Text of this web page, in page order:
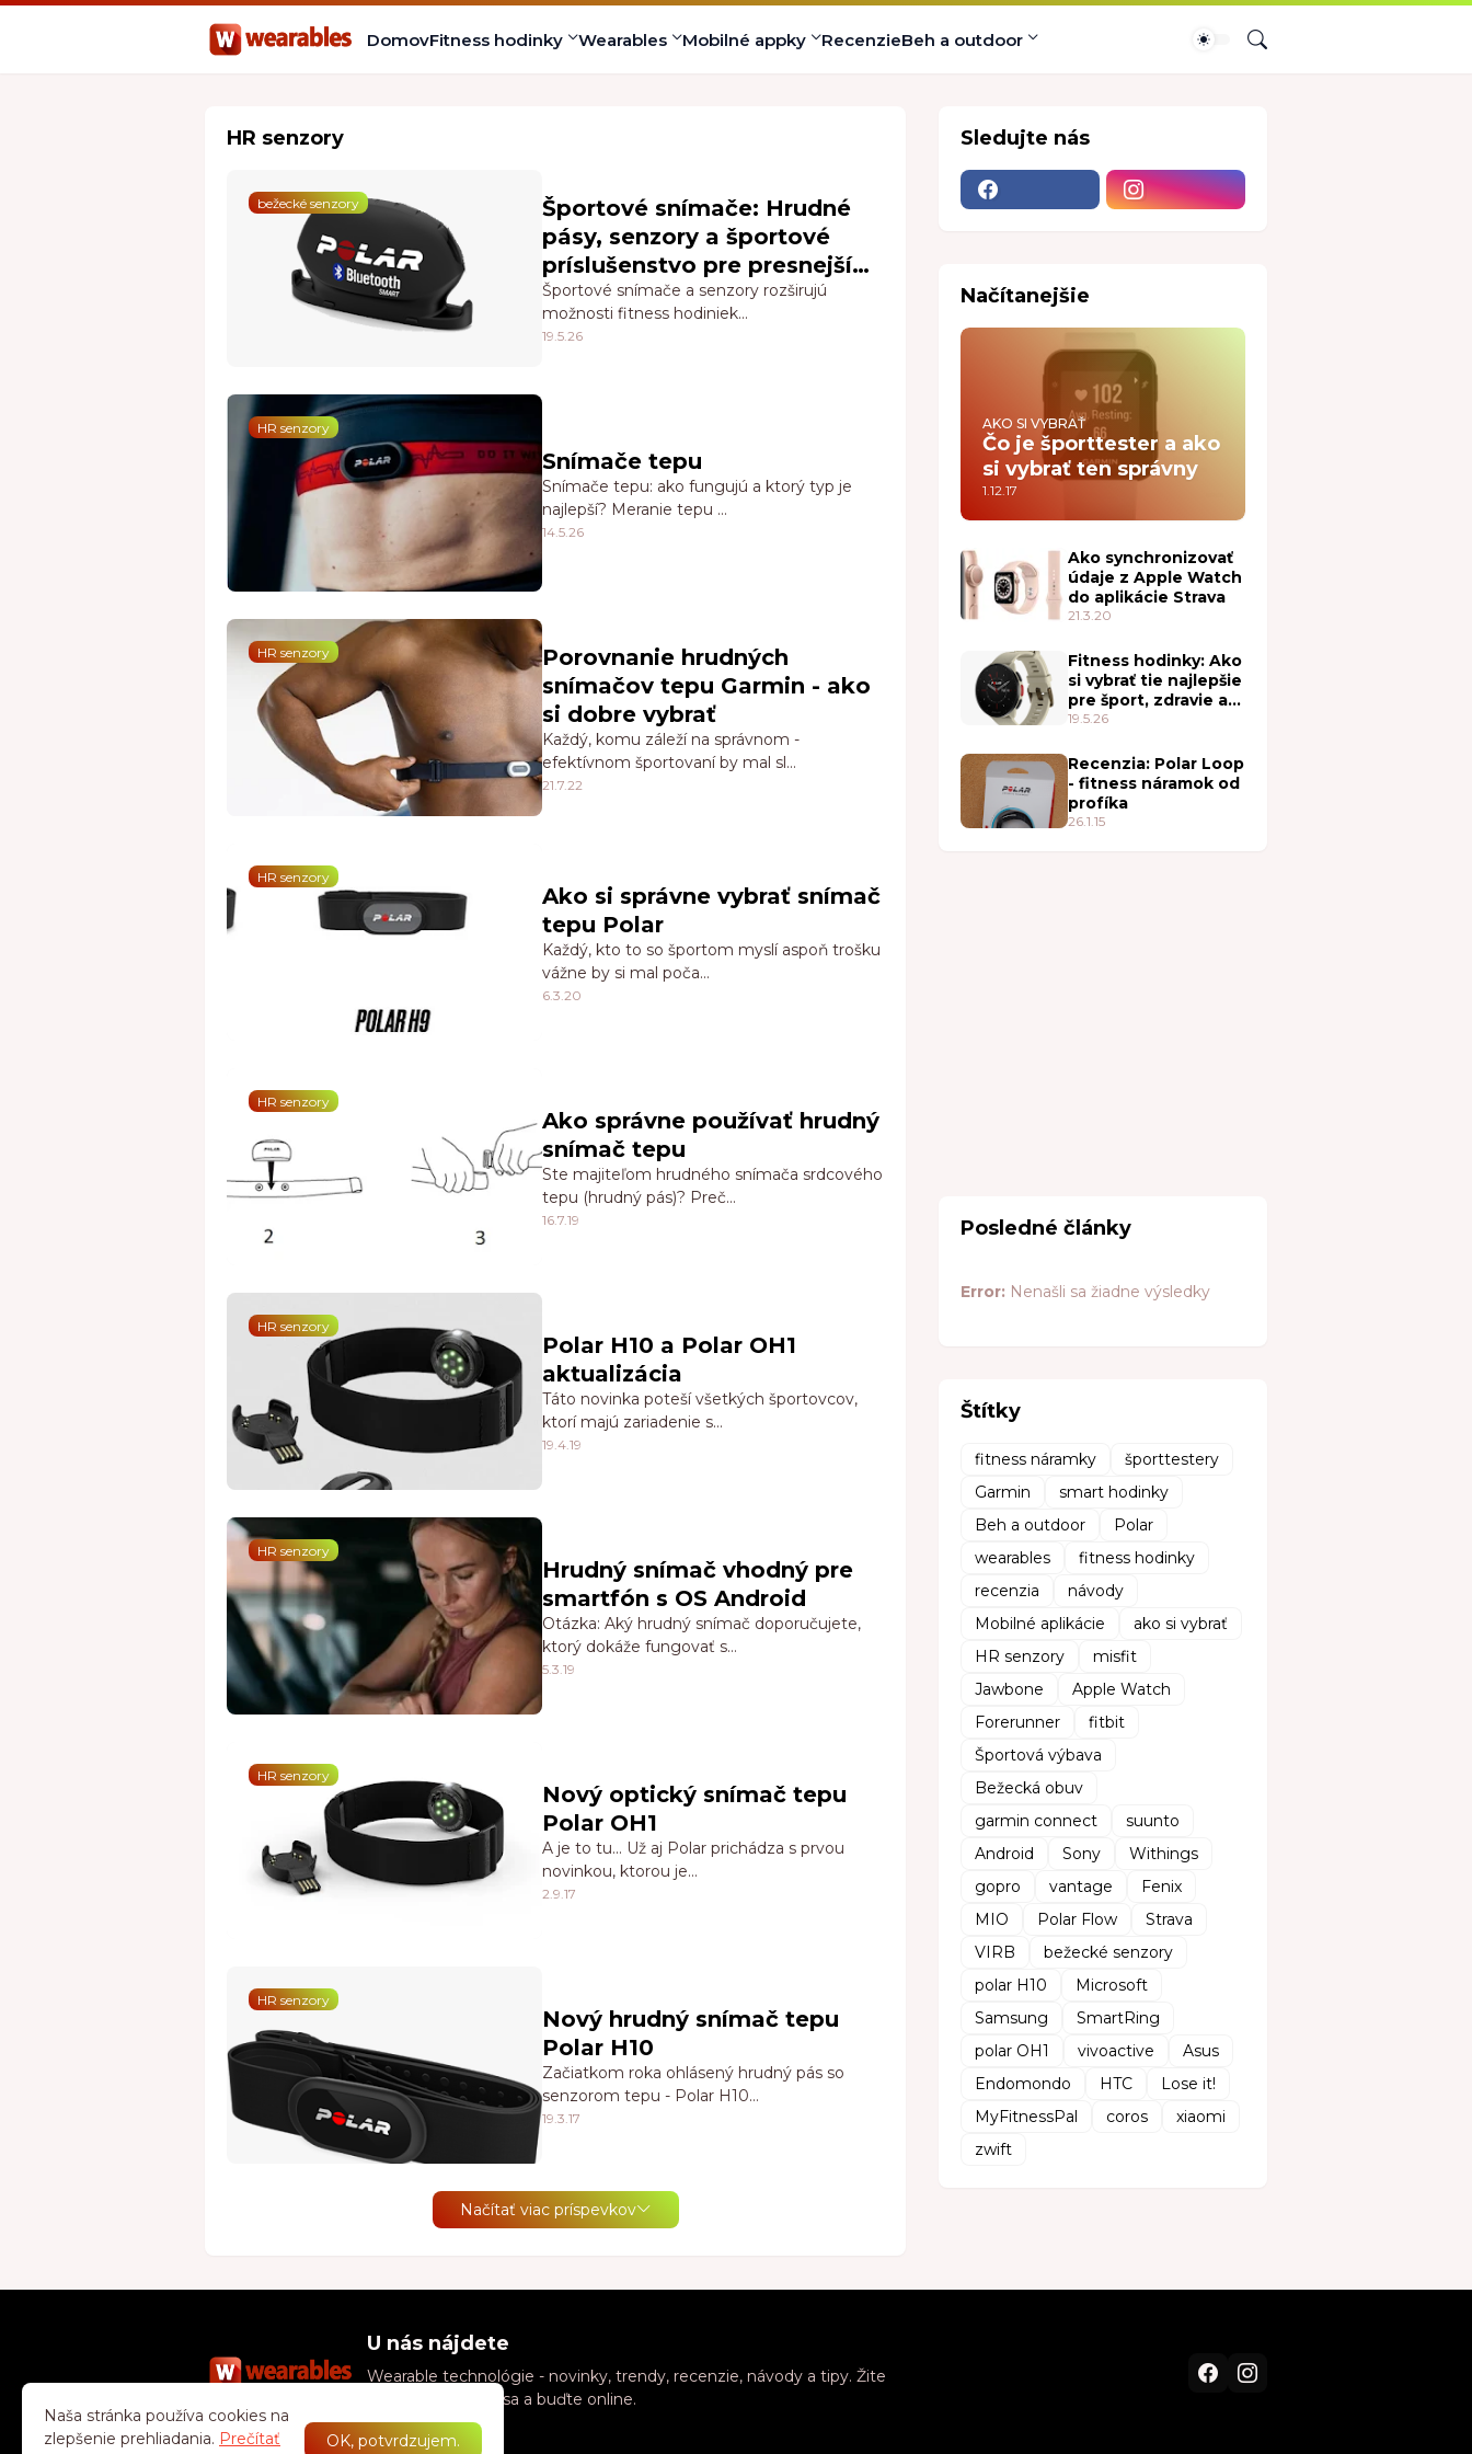
DomovFitness hodinky Wearables Mobilné appky RecenzieBeh a outdoor
HR senzory
bežecké senzory
Športové snímače: Hrudné
pásy, senzory a športové
príslušenstvo pre presnejší
tréning
Športové snímače a senzory rozširujú
možnosti fitness hodiniek…
19.5.26
HR senzory
Snímače tepu
Snímače tepu: ako fungujú a ktorý typ je
najlepší? Meranie tepu …
14.5.26
HR senzory
Porovnanie hrudných
snímačov tepu Garmin - ako
si dobre vybrať
Každý, komu záleží na správnom -
efektívnom športovaní by mal sl…
21.7.22
HR senzory
Ako si správne vybrať snímač
tepu Polar
Každý, kto to so športom myslí aspoň trošku
vážne by si mal poča…
6.3.20
HR senzory
Ako správne používať hrudný
snímač tepu
Ste majiteľom hrudného snímača srdcového
tepu (hrudný pás)? Preč…
16.7.19
HR senzory
Polar H10 a Polar OH1
aktualizácia
Táto novinka poteší všetkých športovcov,
ktorí majú zariadenie s…
19.4.19
HR senzory
Hrudný snímač vhodný pre
smartfón s OS Android
Otázka: Aký hrudný snímač doporučujete,
ktorý dokáže fungovať s…
5.3.19
HR senzory
Nový optický snímač tepu
Polar OH1
A je to tu... Už aj Polar prichádza s prvou
novinkou, ktorou je…
2.9.17
HR senzory
Nový hrudný snímač tepu
Polar H10
Začiatkom roka ohlásený hrudný pás so
senzorom tepu - Polar H10…
19.3.17
Načítať viac príspevkov
Sledujte nás
Načítanejšie
AKO SI VYBRAŤ
Čo je športtester a ako
si vybrať ten správny
1.12.17
Ako synchronizovať
údaje z Apple Watch
do aplikácie Strava
21.3.20
Fitness hodinky: Ako
si vybrať tie najlepšie
pre šport, zdravie a
každodenné nosenie
19.5.26
Recenzia: Polar Loop
- fitness náramok od
profíka
26.1.15
Posledné články
Error: Nenašli sa žiadne výsledky
Štítky
fitness náramky
športtestery
Garmin
smart hodinky
Beh a outdoor
Polar
wearables
fitness hodinky
recenzia
návody
Mobilné aplikácie
ako si vybrať
HR senzory
misfit
Jawbone
Apple Watch
Forerunner
fitbit
Športová výbava
Bežecká obuv
garmin connect
suunto
Android
Sony
Withings
gopro
vantage
Fenix
MIO
Polar Flow
Strava
VIRB
bežecké senzory
polar H10
Microsoft
Samsung
SmartRing
polar OH1
vivoactive
Asus
Endomondo
HTC
Lose it!
MyFitnessPal
coros
xiaomi
zwift
U nás nájdete
Wearable technológie - novinky, trendy, recenzie, návody a tipy. Žite
zdravo, zabávajte sa a buďte online.
Naša stránka používa cookies na
zlepšenie prehliadania. Prečítať OK, potvrdzujem.